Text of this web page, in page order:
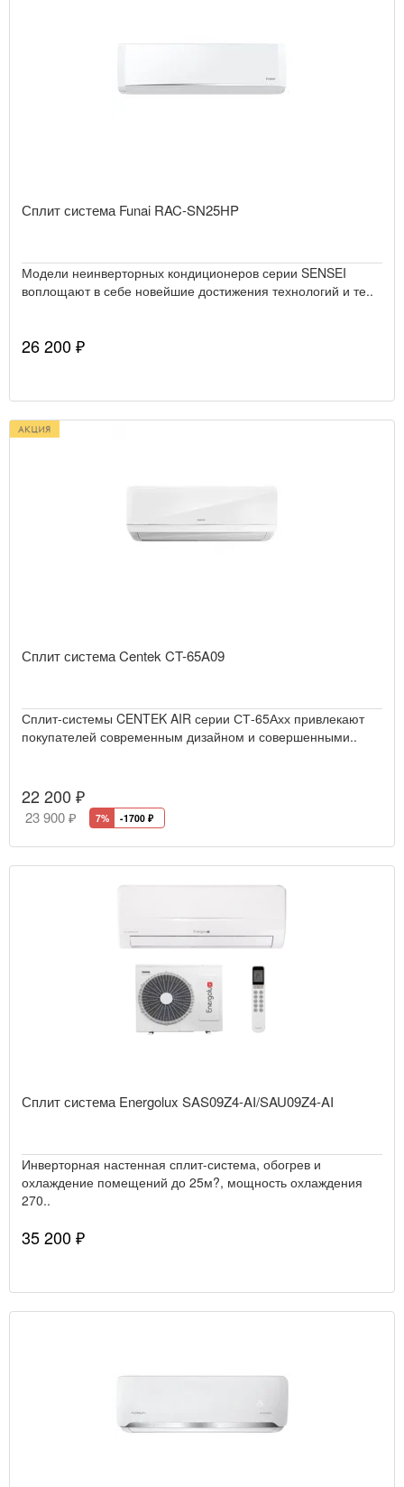
Сплит система Funai RAC-SN25HP
Модели неинверторных кондиционеров серии SENSEI
воплощают в себе новейшие достижения технологий и те..
26 200 ₽
Сплит система Centek CT-65A09
Сплит-системы CENTEK AIR серии СТ-65Ахх привлекают
покупателей современным дизайном и совершенными..
22 200 ₽
23 900 ₽ 7% -1700 ₽
Сплит система Energolux SAS09Z4-AI/SAU09Z4-AI
Инверторная настенная сплит-система, обогрев и
охлаждение помещений до 25м?, мощность охлаждения
270..
35 200 ₽